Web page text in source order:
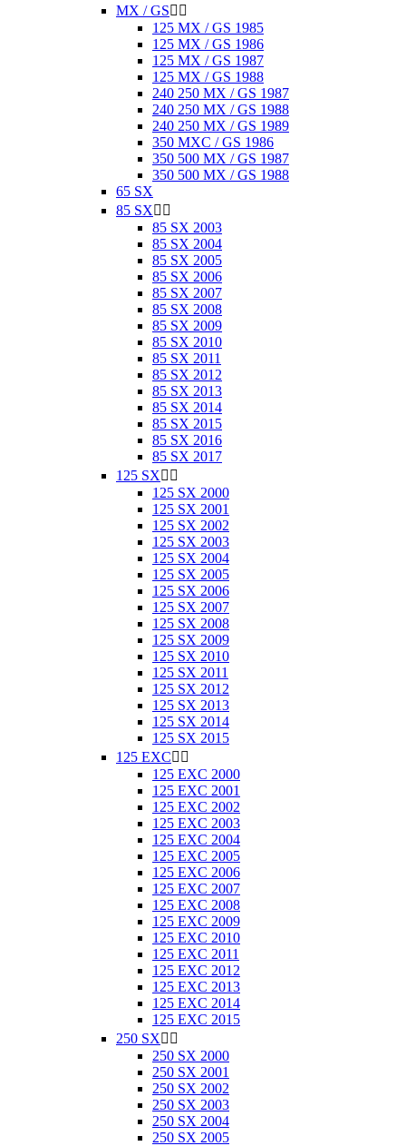
MX / GS 
125 MX / GS 1985
125 MX / GS 1986
125 MX / GS 1987
125 MX / GS 1988
240 250 MX / GS 1987
240 250 MX / GS 1988
240 250 MX / GS 1989
350 MXC / GS 1986
350 500 MX / GS 1987
350 500 MX / GS 1988
65 SX
85 SX 
85 SX 2003
85 SX 2004
85 SX 2005
85 SX 2006
85 SX 2007
85 SX 2008
85 SX 2009
85 SX 2010
85 SX 2011
85 SX 2012
85 SX 2013
85 SX 2014
85 SX 2015
85 SX 2016
85 SX 2017
125 SX 
125 SX 2000
125 SX 2001
125 SX 2002
125 SX 2003
125 SX 2004
125 SX 2005
125 SX 2006
125 SX 2007
125 SX 2008
125 SX 2009
125 SX 2010
125 SX 2011
125 SX 2012
125 SX 2013
125 SX 2014
125 SX 2015
125 EXC 
125 EXC 2000
125 EXC 2001
125 EXC 2002
125 EXC 2003
125 EXC 2004
125 EXC 2005
125 EXC 2006
125 EXC 2007
125 EXC 2008
125 EXC 2009
125 EXC 2010
125 EXC 2011
125 EXC 2012
125 EXC 2013
125 EXC 2014
125 EXC 2015
250 SX 
250 SX 2000
250 SX 2001
250 SX 2002
250 SX 2003
250 SX 2004
250 SX 2005